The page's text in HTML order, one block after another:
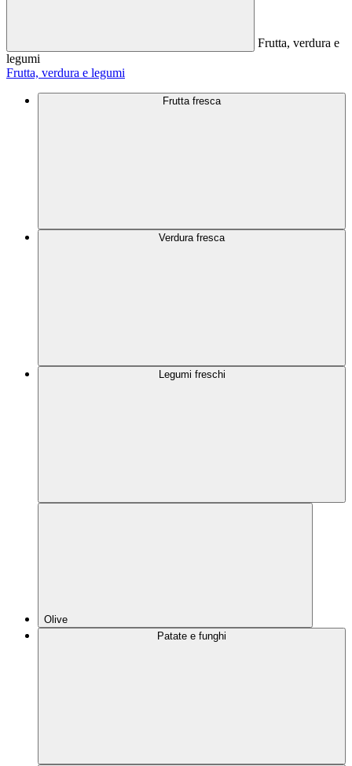
Frutta, verdura e
legumi
Frutta, verdura e legumi
Frutta fresca
Verdura fresca
Legumi freschi
Olive
Patate e funghi